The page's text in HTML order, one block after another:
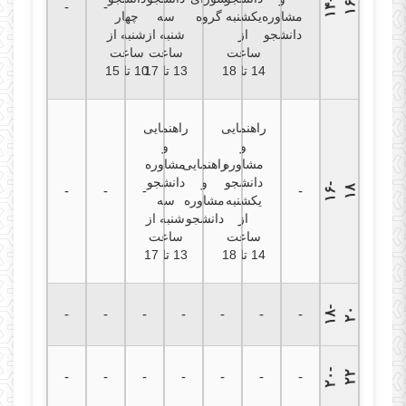
۱
۴
-
۱ ۶
مشاوره
دانشجو
یکشنبه
از
ساعت
14 تا 18
گروه
سه
شنبه از
ساعت
13 تا 17
چهار
شنبه از
ساعت
10 تا 15
-
-
۱
۶
-
۱ ۸ -
راهنمایی
و
مشاوره
دانشجو
یکشنبه
از
ساعت
14 تا 18
راهنمایی
و
مشاوره
دانشجو
راهنمایی
و
مشاوره
دانشجو
سه
شنبه از
ساعت
13 تا 17
-
-
-
۱
۸
-
۲ ۰ -
-
-
-
-
-
-
۲
۰
-
۲ ۲ -
-
-
-
-
-
-